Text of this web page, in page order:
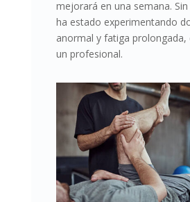
mejorará en una semana.
ha estado experimentando
anormal y fatiga prolongada,
un profesional.